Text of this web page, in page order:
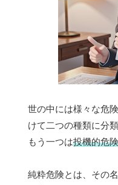
世の中には様々な危
けて二つの種類に分
もう一つは投機的危険
純粋危険とは、その